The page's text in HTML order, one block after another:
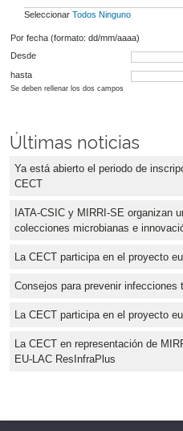
Seleccionar Todos Ninguno
Por fecha (formato: dd/mm/aaaa)
Desde
hasta
Se deben rellenar los dos campos
Últimas noticias
Ya está abierto el periodo de
CECT
IATA-CSIC y MIRRI-SE organizan
colecciones microbianas e
La CECT participa en el proyecto
Consejos para prevenir infecciones
La CECT participa en el proyecto
La CECT en representación de
EU-LAC ResInfraPlus